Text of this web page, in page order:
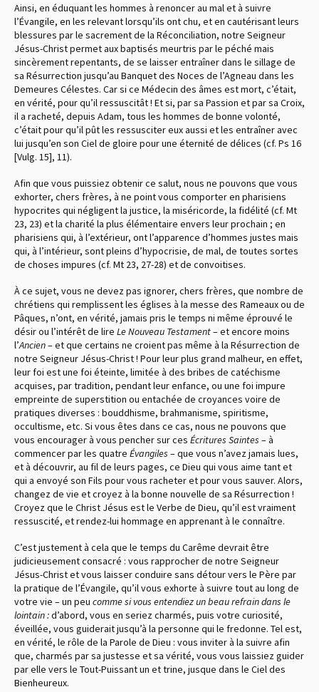
Ainsi, en éduquant les hommes à renoncer au mal et à suivre
l’Évangile, en les relevant lorsqu’ils ont chu, et en cautérisant leurs
blessures par le sacrement de la Réconciliation, notre Seigneur
Jésus-Christ permet aux baptisés meurtris par le péché mais
sincèrement repentants, de se laisser entraîner dans le sillage de
sa Résurrection jusqu’au Banquet des Noces de l’Agneau dans les
Demeures Célestes. Car si ce Médecin des âmes est mort, c’était,
en vérité, pour qu’il ressuscitât ! Et si, par sa Passion et par sa Croix,
il a racheté, depuis Adam, tous les hommes de bonne volonté,
c’était pour qu’il pût les ressusciter eux aussi et les entraîner avec
lui jusqu’en son Ciel de gloire pour une éternité de délices (cf. Ps 16
[Vulg. 15], 11).
Afin que vous puissiez obtenir ce salut, nous ne pouvons que vous
exhorter, chers frères, à ne point vous comporter en pharisiens
hypocrites qui négligent la justice, la miséricorde, la fidélité (cf. Mt
23, 23) et la charité la plus élémentaire envers leur prochain ; en
pharisiens qui, à l’extérieur, ont l’apparence d’hommes justes mais
qui, à l’intérieur, sont pleins d’hypocrisie, de mal, de toutes sortes
de choses impures (cf. Mt 23, 27-28) et de convoitises.
À ce sujet, vous ne devez pas ignorer, chers frères, que nombre de
chrétiens qui remplissent les églises à la messe des Rameaux ou de
Pâques, n’ont, en vérité, jamais pris le temps ni même éprouvé le
désir ou l’intérêt de lire Le Nouveau Testament– et encore moins
l’Ancien– et que certains ne croient pas même à la Résurrection de
notre Seigneur Jésus-Christ ! Pour leur plus grand malheur, en effet,
leur foi est une foi éteinte, limitée à des bribes de catéchisme
acquises, par tradition, pendant leur enfance, ou une foi impure
empreinte de superstition ou entachée de croyances voire de
pratiques diverses : bouddhisme, brahmanisme, spiritisme,
occultisme, etc. Si vous êtes dans ce cas, nous ne pouvons que
vous encourager à vous pencher sur ces Écritures Saintes – à
commencer par les quatre Évangiles – que vous n’avez jamais lues,
et à découvrir, au fil de leurs pages, ce Dieu qui vous aime tant et
qui a envoyé son Fils pour vous racheter et pour vous sauver. Alors,
changez de vie et croyez à la bonne nouvelle de sa Résurrection !
Croyez que le Christ Jésus est le Verbe de Dieu, qu’il est vraiment
ressuscité, et rendez-lui hommage en apprenant à le connaître.
C’est justement à cela que le temps du Carême devrait être
judicieusement consacré : vous rapprocher de notre Seigneur
Jésus-Christ et vous laisser conduire sans détour vers le Père par
la pratique de l’Évangile, qu’il vous exhorte à suivre tout au long de
votre vie – un peu comme si vous entendiez un beau refrain dans le
lointain :d’abord, vous en seriez charmés, puis votre curiosité,
éveillée, vous guiderait jusqu’à la personne qui le fredonne. Tel est,
en vérité, le rôle de la Parole de Dieu : vous inviter à la suivre afin
que, charmés par sa justesse et sa vérité, vous vous laissiez guider
par elle vers le Tout-Puissant un et trine, jusque dans le Ciel des
Bienheureux.